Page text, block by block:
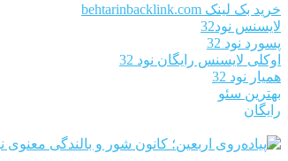
خرید بک لینک behtarinbacklink.com
لایسنس نود32
پسورد نود 32
اوکلی لایسنس رایگان نود 32
همیار نود 32
بهترین سئو
رایگان